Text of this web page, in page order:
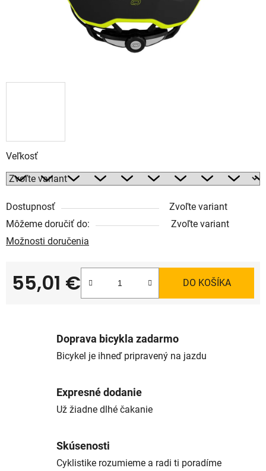
Veľkosť
Dostupnosť
Zvoľte variant
Môžeme doručiť do:
Zvoľte variant
Možnosti doručenia
55,01 €
Jednotková cena:
DO KOŠÍKA
Doprava bicykla zadarmo
Bicykel je ihneď pripravený na jazdu
Expresné dodanie
Už žiadne dlhé čakanie
Skúsenosti
Cyklistike rozumieme a radi ti poradíme